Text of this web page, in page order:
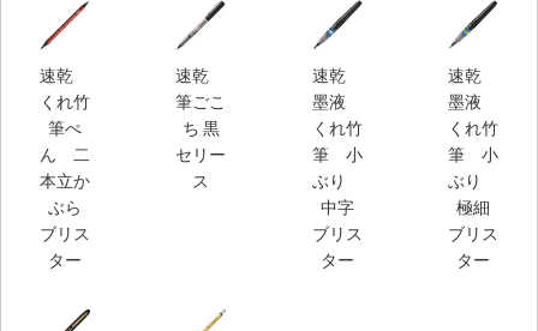
速乾
くれ竹
筆ぺ
ん 二
本立か
ぶら
ブリス
ター
速乾
筆ごこ
ち 黒
セリー
ス
速乾
墨液
くれ竹
筆 小
ぶり
中字
ブリス
ター
速乾
墨液
くれ竹
筆 小
ぶり
極細
ブリス
ター